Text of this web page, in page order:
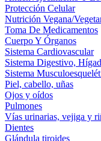
Protección Celular
Nutrición Vegana/
Toma De Medicamentos
Cuerpo Y Órganos
Sistema Cardiovascular
Sistema Digestivo,
Sistema
Piel, cabello, uñas
Ojos y oídos
Pulmones
Vías urinarias, vejiga y
Dientes
Glándula tiroides